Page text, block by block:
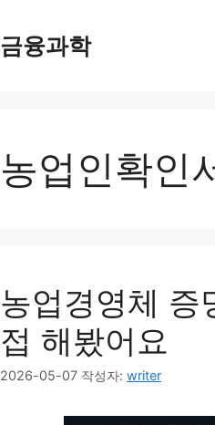
금융과학
농업인확인
농업경영체 증
접 해봤어요
2026-05-07 작성자: writer